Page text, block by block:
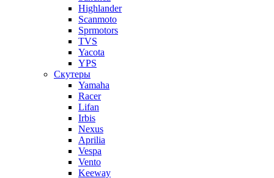
Highlander
Scanmoto
Sprmotors
TVS
Yacota
YPS
Скутеры
Yamaha
Racer
Lifan
Irbis
Nexus
Aprilia
Vespa
Vento
Keeway